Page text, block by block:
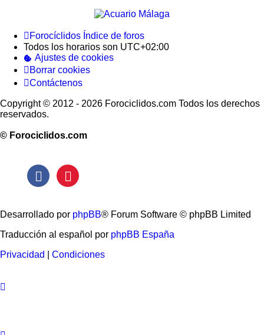
Forocíclidos Índice de foros
Todos los horarios son UTC+02:00
Ajustes de cookies
Borrar cookies
Contáctenos
Copyright © 2012 - 2026 Forociclidos.com Todos los derechos
reservados.
© Forociclidos.com
Desarrollado por phpBB® Forum Software © phpBB Limited
Traducción al español por phpBB España
Privacidad
Condiciones